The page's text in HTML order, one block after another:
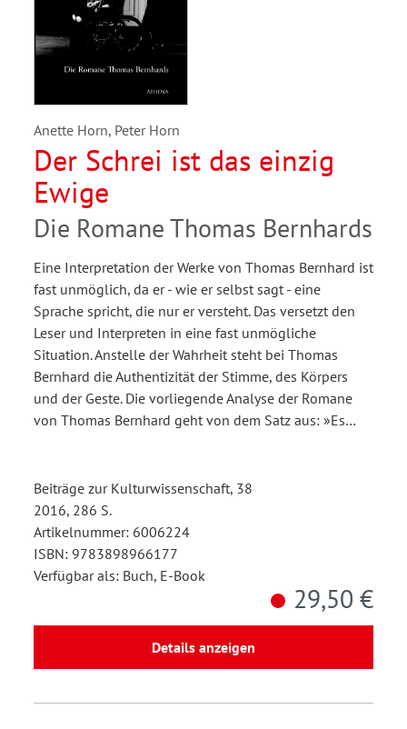
Anette Horn, Peter Horn
Der Schrei ist das einzig
Ewige
Die Romane Thomas Bernhards
Eine Interpretation der Werke von Thomas Bernhard ist
fast unmöglich, da er - wie er selbst sagt - eine
Sprache spricht, die nur er versteht. Das versetzt den
Leser und Interpreten in eine fast unmögliche
Situation. Anstelle der Wahrheit steht bei Thomas
Bernhard die Authentizität der Stimme, des Körpers
und der Geste. Die vorliegende Analyse der Romane
von Thomas Bernhard geht von dem Satz aus: »Es…
Beiträge zur Kulturwissenschaft, 38
2016, 286 S.
Artikelnummer: 6006224
ISBN: 9783898966177
Verfügbar als: Buch, E-Book
29,50 €
Details anzeigen